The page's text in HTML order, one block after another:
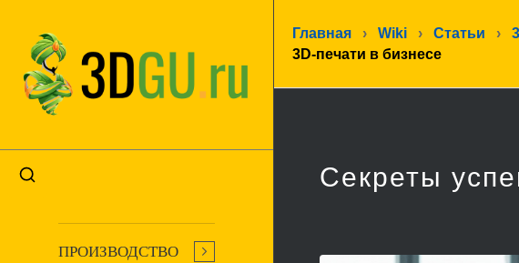
ПРОИЗВОДСТВО
Главная › Wiki › Статьи ›
3D-печати в бизнесе
Секреты